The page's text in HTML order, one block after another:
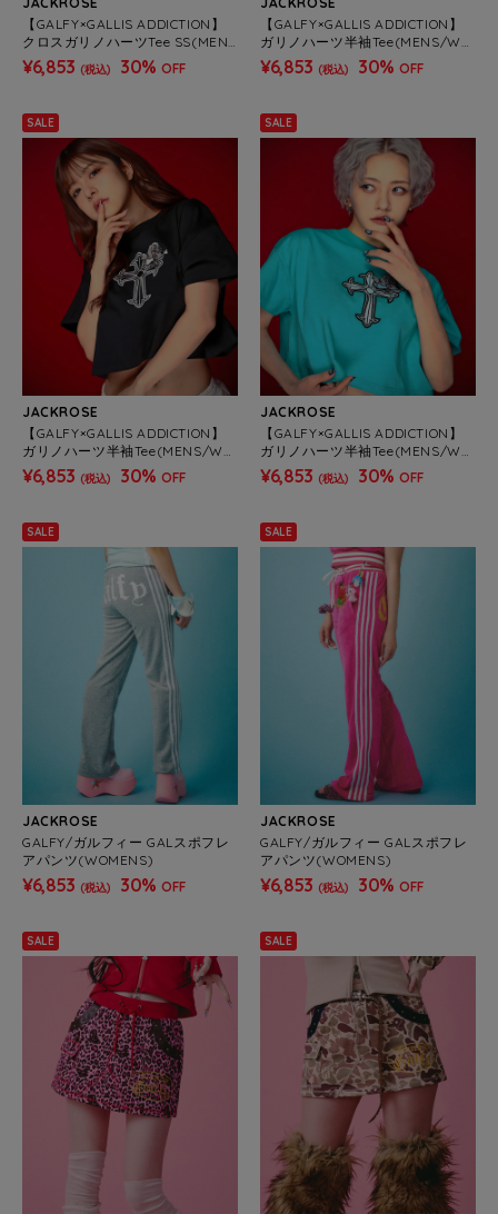
【GALFY×GALLIS ADDICTION】
クロスガリノハーツTee SS(MEN
S/WOMENS)
¥6,853 (税込) 30% OFF
【GALFY×GALLIS ADDICTION】
ガリノハーツ半袖Tee(MENS/WO
MENS)
¥6,853 (税込) 30% OFF
SALE
JACKROSE
【GALFY×GALLIS ADDICTION】
ガリノハーツ半袖Tee(MENS/WO
MENS)
¥6,853 (税込) 30% OFF
SALE
JACKROSE
【GALFY×GALLIS ADDICTION】
ガリノハーツ半袖Tee(MENS/WO
MENS)
¥6,853 (税込) 30% OFF
SALE
JACKROSE
GALFY/ガルフィー GALスポフレ
アパンツ(WOMENS)
¥6,853 (税込) 30% OFF
SALE
JACKROSE
GALFY/ガルフィー GALスポフレ
アパンツ(WOMENS)
¥6,853 (税込) 30% OFF
SALE SALE